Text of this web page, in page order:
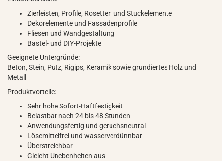
Zierleisten, Profile, Rosetten und Stuckelemente
Dekorelemente und Fassadenprofile
Fliesen und Wandgestaltung
Bastel- und DIY-Projekte
Geeignete Untergründe:
Beton, Stein, Putz, Rigips, Keramik sowie grundiertes Holz und
Metall
Produktvorteile:
Sehr hohe Sofort-Haftfestigkeit
Belastbar nach 24 bis 48 Stunden
Anwendungsfertig und geruchsneutral
Lösemittelfrei und wasserverdünnbar
Überstreichbar
Gleicht Unebenheiten aus